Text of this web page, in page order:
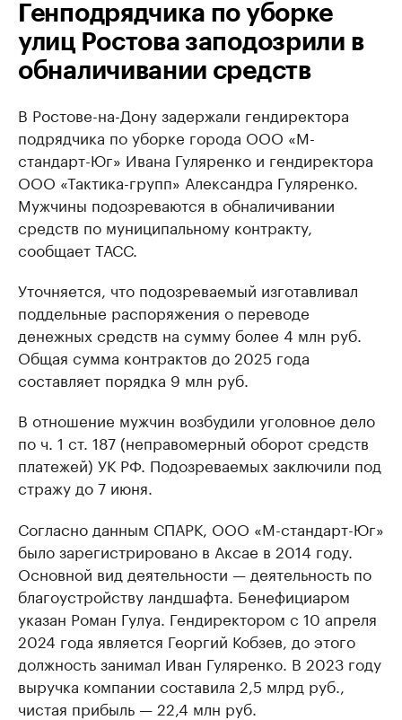
Генподрядчика по уборке
улиц Ростова заподозрили в
обналичивании средств
В Ростове-на-Дону задержали гендиректора
подрядчика по уборке города ООО «М-
стандарт-Юг» Ивана Гуляренко и гендиректора
ООО «Тактика-групп» Александра Гуляренко.
Мужчины подозреваются в обналичивании
средств по муниципальному контракту,
сообщает ТАСС.
Уточняется, что подозреваемый изготавливал
поддельные распоряжения о переводе
денежных средств на сумму более 4 млн руб.
Общая сумма контрактов до 2025 года
составляет порядка 9 млн руб.
В отношение мужчин возбудили уголовное дело
по ч. 1 ст. 187 (неправомерный оборот средств
платежей) УК РФ. Подозреваемых заключили под
стражу до 7 июня.
Согласно данным СПАРК, ООО «М-стандарт-Юг»
было зарегистрировано в Аксае в 2014 году.
Основной вид деятельности — деятельность по
благоустройству ландшафта. Бенефициаром
указан Роман Гулуа. Гендиректором с 10 апреля
2024 года является Георгий Кобзев, до этого
должность занимал Иван Гуляренко. В 2023 году
выручка компании составила 2,5 млрд руб.,
чистая прибыль — 22,4 млн руб.